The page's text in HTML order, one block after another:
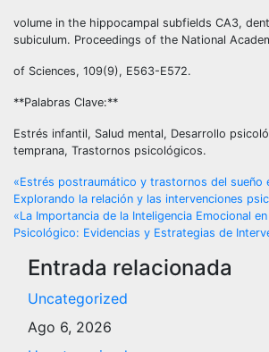
volume in the hippocampal subfields CA3,
subiculum. Proceedings of the National
of Sciences, 109(9), E563-E572.
**Palabras Clave:**
Estrés infantil, Salud mental, Desarrollo
temprana, Trastornos psicológicos.
Navegación
de
entradas
«Estrés postraumático y trastornos del sueño
Explorando la relación y las intervenciones
«La Importancia de la Inteligencia Emocional
Psicológico: Evidencias y Estrategias de
Entrada relacionada
Uncategorized
Ago 6, 2026